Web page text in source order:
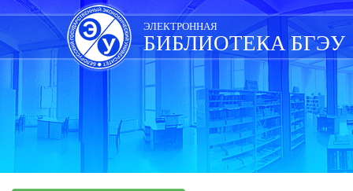
Skip
navigation
ЭЛЕКТРОННАЯ
БИБЛИОТЕКА БГЭУ